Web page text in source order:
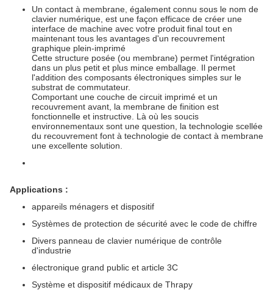
Un contact à membrane, également connu sous le nom de
clavier numérique, est une façon efficace de créer une
interface de machine avec votre produit final tout en
maintenant tous les avantages d'un recouvrement
graphique plein-imprimé
Cette structure posée (ou membrane) permet l'intégration
dans un plus petit et plus mince emballage. Il permet
l'addition des composants électroniques simples sur le
substrat de commutateur.
Comportant une couche de circuit imprimé et un
recouvrement avant, la membrane de finition est
fonctionnelle et instructive. Là où les soucis
environnementaux sont une question, la technologie scellée
du recouvrement font à technologie de contact à membrane
une excellente solution.
Applications :
appareils ménagers et dispositif
Systèmes de protection de sécurité avec le code de chiffre
Divers panneau de clavier numérique de contrôle
d'industrie
électronique grand public et article 3C
Système et dispositif médicaux de Thrapy